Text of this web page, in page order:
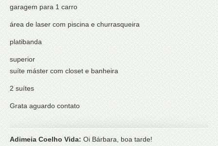
garagem para 1 carro
área de laser com piscina e churrasqueira
platibanda
superior
suíte máster com closet e banheira
2 suítes
Grata aguardo contato
Adimeia Coelho Vida: Oi Bárbara, boa tarde!